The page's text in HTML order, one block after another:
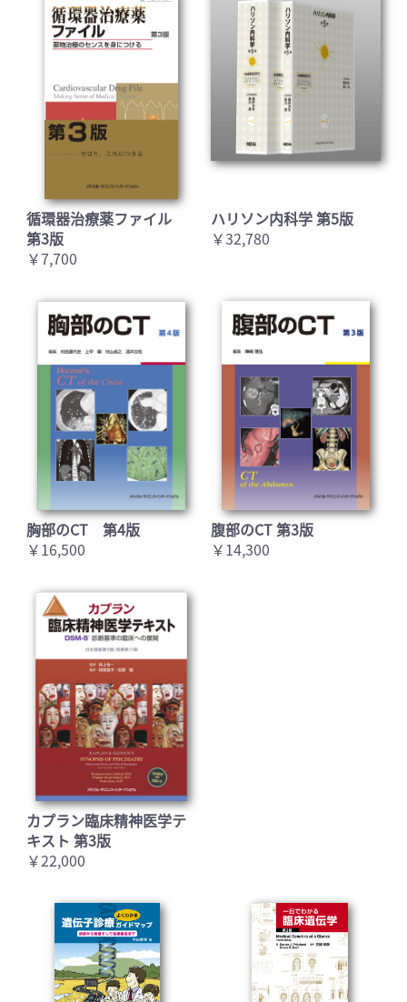
循環器治療薬ファイル
第3版
￥7,700
ハリソン内科学 第5版
￥32,780
胸部のCT 第4版
￥16,500
腹部のCT 第3版
￥14,300
カプラン臨床精神医学テ
キスト 第3版
￥22,000